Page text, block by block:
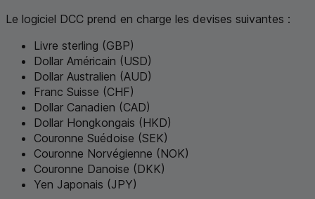
Le logiciel DCC prend en charge les devises suivantes :
Livre sterling (GBP)
Dollar Américain (USD)
Dollar Australien (AUD)
Franc Suisse (CHF)
Dollar Canadien (CAD)
Dollar Hongkongais (HKD)
Couronne Suédoise (SEK)
Couronne Norvégienne (NOK)
Couronne Danoise (DKK)
Yen Japonais (JPY)